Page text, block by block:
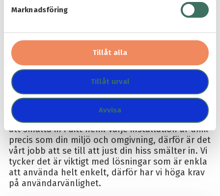
Marknadsföring
Tillåt alla
Tillåt urval
Avvisa
Home / Rullstoltrapphiss / Rullstoltrapphiss 320 för svängd
trappa
320 – rullstoltrapphiss för
svängda trappor
Med små och smarta detaljer kan vår populära
rullstoltrapphiss
att smälta in i ditt hem. Varje installation är unik
precis som din miljö och omgivning, därför är det
vårt jobb att se till att just din hiss smälter in. Vi
tycker det är viktigt med lösningar som är enkla
att använda helt enkelt, därför har vi höga krav
på användarvänlighet.